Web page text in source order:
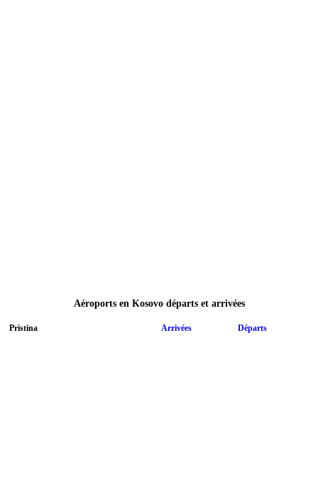
Aéroports en Kosovo départs et arrivées
Pristina Arrivées Départs